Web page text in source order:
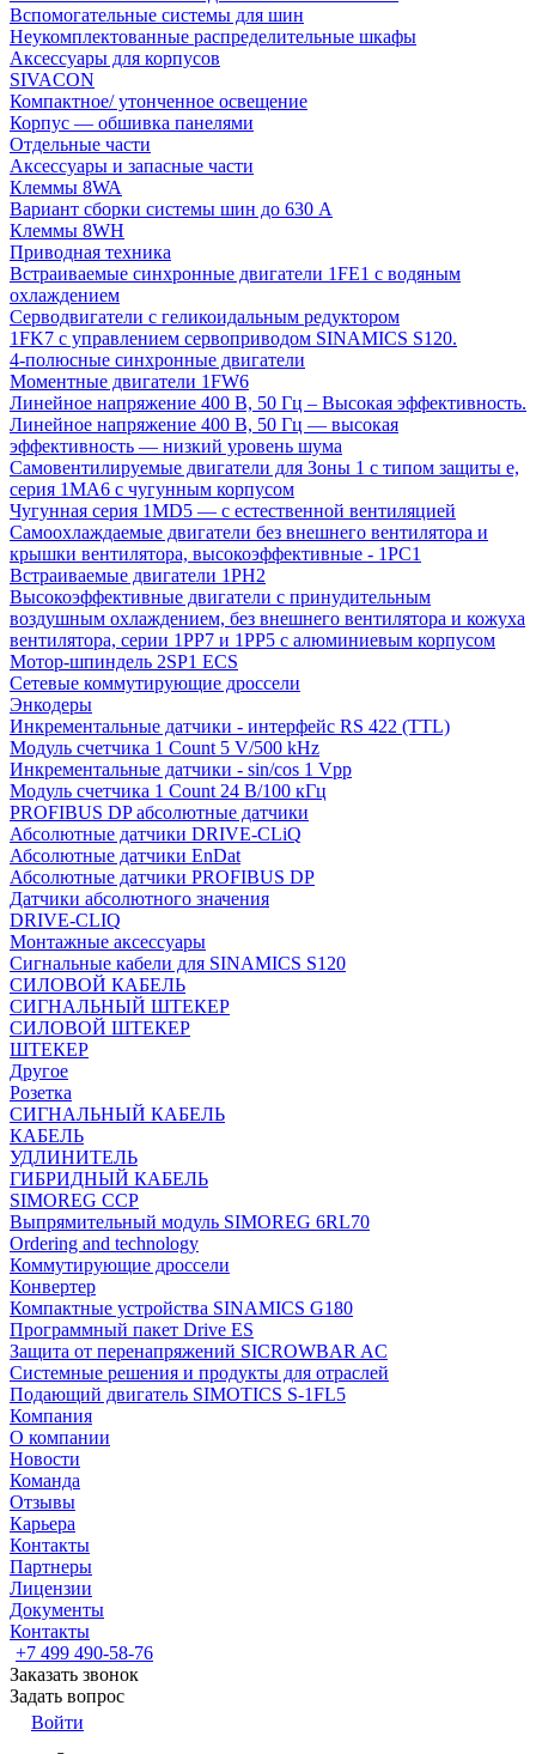
Вспомогательные системы для шин
Неукомплектованные распределительные шкафы
Аксессуары для корпусов
SIVACON
Компактное/ утонченное освещение
Корпус — обшивка панелями
Отдельные части
Аксессуары и запасные части
Клеммы 8WA
Вариант сборки системы шин до 630 A
Клеммы 8WH
Приводная техника
Встраиваемые синхронные двигатели 1FE1 с водяным
охлаждением
Серводвигатели с геликоидальным редуктором
1FK7 с управлением сервоприводом SINAMICS S120.
4-полюсные синхронные двигатели
Моментные двигатели 1FW6
Линейное напряжение 400 В, 50 Гц – Высокая эффективность.
Линейное напряжение 400 В, 50 Гц — высокая
эффективность — низкий уровень шума
Самовентилируемые двигатели для Зоны 1 с типом защиты e,
серия 1MA6 с чугунным корпусом
Чугунная серия 1MD5 — с естественной вентиляцией
Самоохлаждаемые двигатели без внешнего вентилятора и
крышки вентилятора, высокоэффективные - 1PC1
Встраиваемые двигатели 1PH2
Высокоэффективные двигатели с принудительным
воздушным охлаждением, без внешнего вентилятора и кожуха
вентилятора, серии 1PP7 и 1PP5 с алюминиевым корпусом
Мотор-шпиндель 2SP1 ECS
Сетевые коммутирующие дроссели
Энкодеры
Инкрементальные датчики - интерфейс RS 422 (TTL)
Модуль счетчика 1 Count 5 V/500 kHz
Инкрементальные датчики - sin/cos 1 Vpp
Модуль счетчика 1 Count 24 В/100 кГц
PROFIBUS DP абсолютные датчики
Абсолютные датчики DRIVE-CLiQ
Абсолютные датчики EnDat
Абсолютные датчики PROFIBUS DP
Датчики абсолютного значения
DRIVE-CLIQ
Монтажные аксессуары
Сигнальные кабели для SINAMICS S120
СИЛОВОЙ КАБЕЛЬ
СИГНАЛЬНЫЙ ШТЕКЕР
СИЛОВОЙ ШТЕКЕР
ШТЕКЕР
Другое
Розетка
СИГНАЛЬНЫЙ КАБЕЛЬ
КАБЕЛЬ
УДЛИНИТЕЛЬ
ГИБРИДНЫЙ КАБЕЛЬ
SIMOREG CCP
Выпрямительный модуль SIMOREG 6RL70
Ordering and technology
Коммутирующие дроссели
Конвертер
Компактные устройства SINAMICS G180
Программный пакет Drive ES
Защита от перенапряжений SICROWBAR AC
Системные решения и продукты для отраслей
Подающий двигатель SIMOTICS S-1FL5
Компания
О компании
Новости
Команда
Отзывы
Карьера
Контакты
Партнеры
Лицензии
Документы
Контакты
+7 499 490-58-76
Заказать звонок
Задать вопрос
Войти